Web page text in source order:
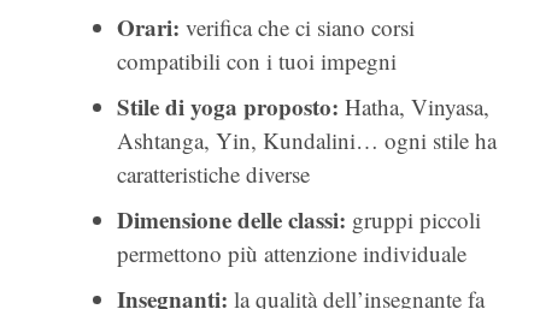
Orari: verifica che ci siano corsi
compatibili con i tuoi impegni
Stile di yoga proposto: Hatha, Vinyasa,
Ashtanga, Yin, Kundalini… ogni stile ha
caratteristiche diverse
Dimensione delle classi: gruppi piccoli
permettono più attenzione individuale
Insegnanti: la qualità dell’insegnante fa